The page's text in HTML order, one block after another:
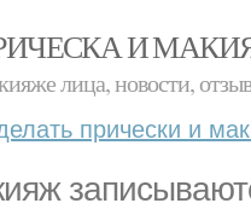
И
лица, новости,
прически и